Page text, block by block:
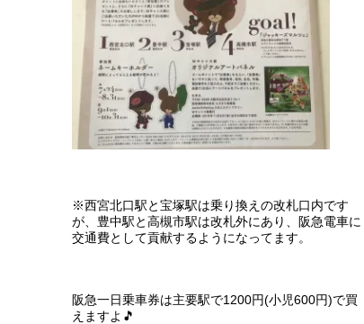
※西宮北口駅と宝塚駅は乗り換えの改札口内です
が、豊中駅と高槻市駅は改札外にあり、阪急電車に
交通費として貢献するようになってます。
阪急一日乗車券は主要駅で1200円(小児600円)で買
えますよ🎵